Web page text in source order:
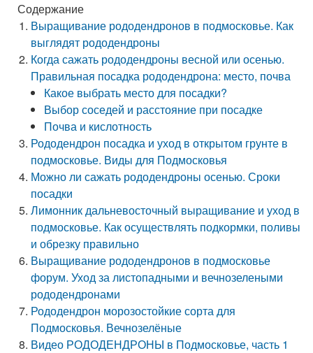
Содержание
Выращивание рододендронов в подмосковье. Как
выглядят рододендроны
Когда сажать рододендроны весной или осенью.
Правильная посадка рододендрона: место, почва
Какое выбрать место для посадки?
Выбор соседей и расстояние при посадке
Почва и кислотность
Рододендрон посадка и уход в открытом грунте в
подмосковье. Виды для Подмосковья
Можно ли сажать рододендроны осенью. Сроки
посадки
Лимонник дальневосточный выращивание и уход в
подмосковье. Как осуществлять подкормки, поливы
и обрезку правильно
Выращивание рододендронов в подмосковье
форум. Уход за листопадными и вечнозелеными
рододендронами
Рододендрон морозостойкие сорта для
Подмосковья. Вечнозелёные
Видео РОДОДЕНДРОНЫ в Подмосковье, часть 1